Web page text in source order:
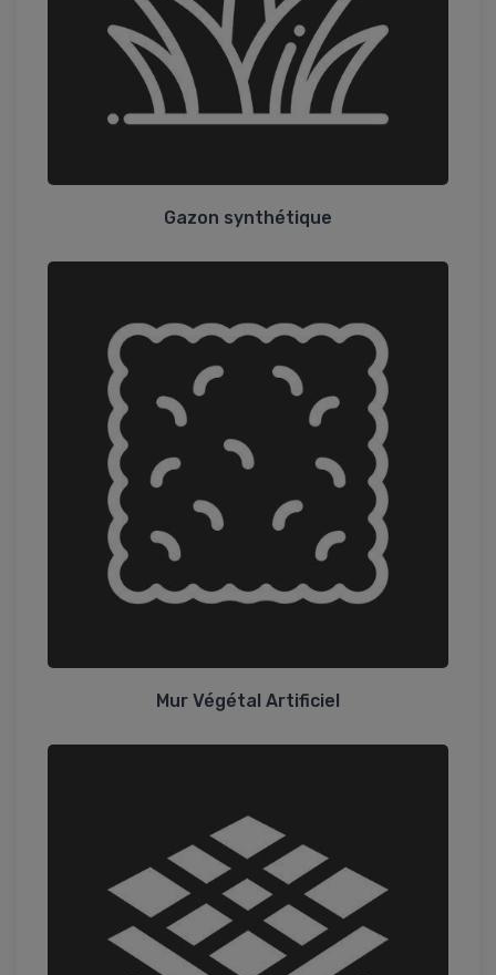
Gazon synthétique
Mur Végétal Artificiel